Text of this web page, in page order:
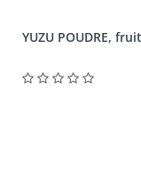
YUZU POUDRE,